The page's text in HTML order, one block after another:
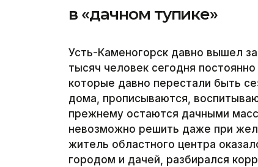
в «дачном тупике»
Усть-Каменогорск давно вышел
тысяч человек сегодня
которые давно перестали быть
дома, прописываются,
прежнему остаются дачными
невозможно решить даже при
житель областного центра
городом и дачей, разбирался